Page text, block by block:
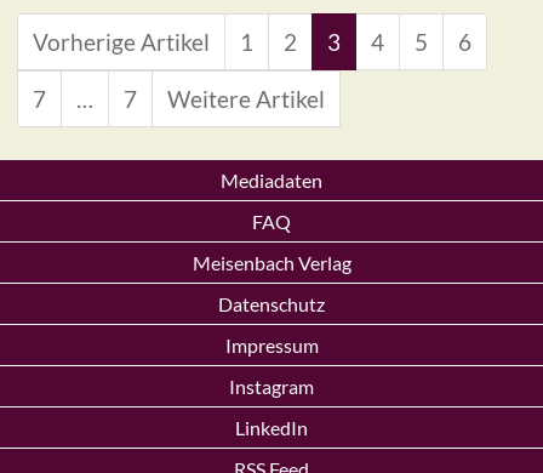
Vorherige Artikel 1 2 3 4 5 6
7 … 7 Weitere Artikel
Mediadaten
FAQ
Meisenbach Verlag
Datenschutz
Impressum
Instagram
LinkedIn